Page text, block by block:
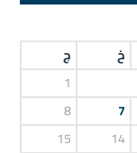
خ ج
1
7
8
14
15